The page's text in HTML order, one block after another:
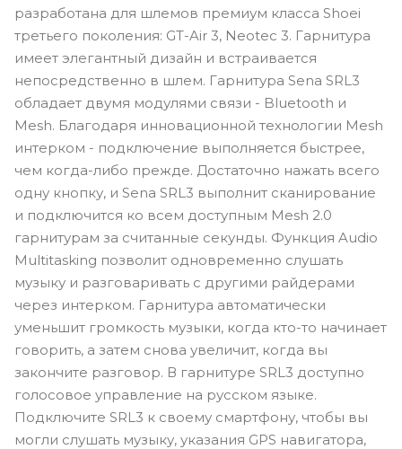
разработана для шлемов премиум класса Shoei
третьего поколения: GT-Air 3, Neotec 3. Гарнитура
имеет элегантный дизайн и встраивается
непосредственно в шлем. Гарнитура Sena SRL3
обладает двумя модулями связи - Bluetooth и
Mesh. Благодаря инновационной технологии Mesh
интерком - подключение выполняется быстрее,
чем когда-либо прежде. Достаточно нажать всего
одну кнопку, и Sena SRL3 выполнит сканирование
и подключится ко всем доступным Mesh 2.0
гарнитурам за считанные секунды. Функция Audio
Multitasking позволит одновременно слушать
музыку и разговаривать с другими райдерами
через интерком. Гарнитура автоматически
уменьшит громкость музыки, когда кто-то начинает
говорить, а затем снова увеличит, когда вы
закончите разговор. В гарнитуре SRL3 доступно
голосовое управление на русском языке.
Подключите SRL3 к своему смартфону, чтобы вы
могли слушать музыку, указания GPS навигатора,